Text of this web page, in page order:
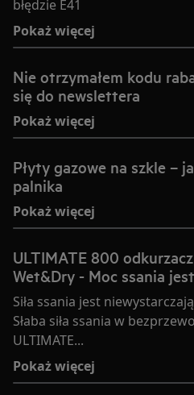
błędzie E41
Pokaż więcej
Nie otrzymałem kodu
się do newslettera
Pokaż więcej
Płyty gazowe na szkle –
palnika
Pokaż więcej
ULTIMATE 800
Wet&Dry - Moc ssania
Siła ssania jest
Słaba siła ssania w
ULTIMATE...
Pokaż więcej